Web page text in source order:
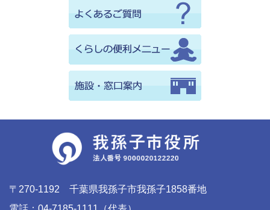
〒270-1192 千葉県我孫子市我孫子1858番地